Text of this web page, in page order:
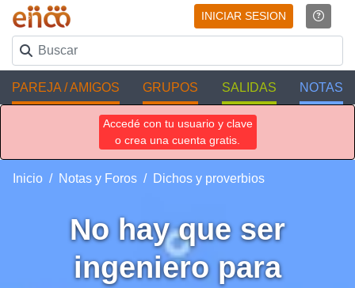
INICIAR SESION
PAREJA / AMIGOS GRUPOS SALIDAS NOTAS
Accedé con tu usuario y clave
o crea una cuenta gratis.
Inicio Notas y Foros Dichos y proverbios
No hay que ser
ingeniero para